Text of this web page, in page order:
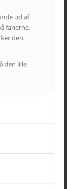
ud af
fanerne.
den
den lille